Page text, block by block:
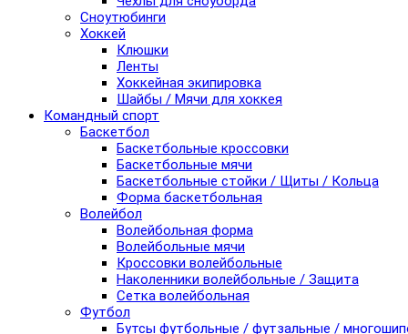
Сноутюбинги
Хоккей
Клюшки
Ленты
Хоккейная экипировка
Шайбы / Мячи для хоккея
Командный спорт
Баскетбол
Баскетбольные кроссовки
Баскетбольные мячи
Баскетбольные стойки / Щиты / Кольца
Форма баскетбольная
Волейбол
Волейбольная форма
Волейбольные мячи
Кроссовки волейбольные
Наколенники волейбольные / Защита
Сетка волейбольная
Футбол
Бутсы футбольные / футзальные /